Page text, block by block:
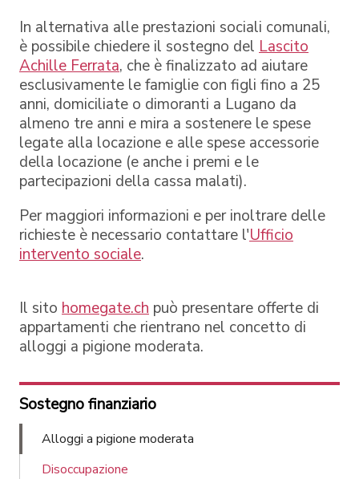
In alternativa alle prestazioni sociali comunali,
è possibile chiedere il sostegno del Lascito
Achille Ferrata, che è finalizzato ad aiutare
esclusivamente le famiglie con figli fino a 25
anni, domiciliate o dimoranti a Lugano da
almeno tre anni e mira a sostenere le spese
legate alla locazione e alle spese accessorie
della locazione (e anche i premi e le
partecipazioni della cassa malati).
Per maggiori informazioni e per inoltrare delle
richieste è necessario contattare l'Ufficio
intervento sociale.
Il sito homegate.ch può presentare offerte di
appartamenti che rientrano nel concetto di
alloggi a pigione moderata.
Sostegno finanziario
Alloggi a pigione moderata
Disoccupazione